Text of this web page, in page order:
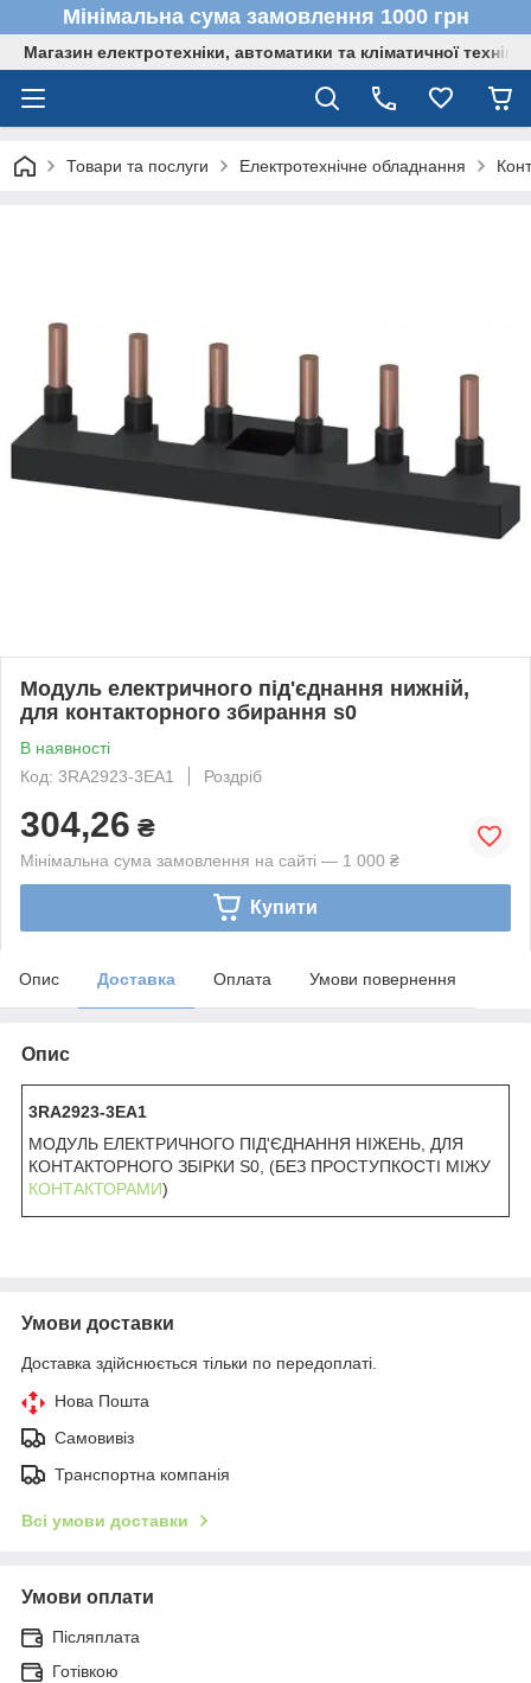
Мінімальна сума замовлення 1000 грн
Магазин електротехніки, автоматики та кліматичної техніки
Товари та послуги Електротехнічне обладнання
Модуль електричного під'єднання нижній,
для контакторного збирання s0
В наявності
Код: 3RA2923-3EA1
Роздріб
304,26 ₴
Мінімальна сума замовлення на сайті — 1 000 ₴
Купити
Опис Доставка Оплата Умови повернення
Опис
3RA2923-3EA1
МОДУЛЬ ЕЛЕКТРИЧНОГО ПІД'ЄДНАННЯ НІЖЕНЬ, ДЛЯ
КОНТАКТОРНОГО ЗБІРКИ S0, (БЕЗ ПРОСТУПКОСТІ МІЖУ
КОНТАКТОРАМИ)
Умови доставки
Доставка здійснюється тільки по передоплаті.
Нова Пошта
Самовивіз
Транспортна компанія
Всі умови доставки
Умови оплати
Післяплата
Готівкою